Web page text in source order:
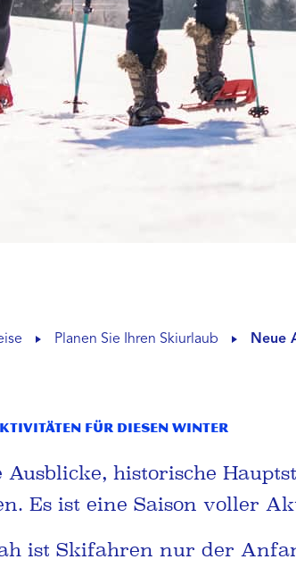
Planen Sie Ihren Skiurlaub Neue
für diesen Winter
Ausblicke, historische
Es ist eine Saison voller
ist Skifahren nur der